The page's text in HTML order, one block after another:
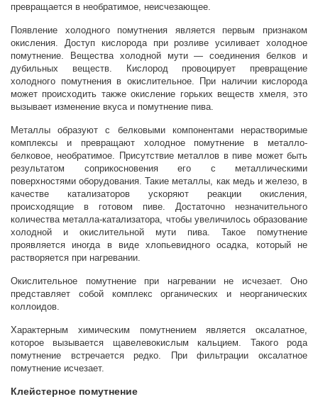
превращается в необратимое, неисчезающее.
Появление холодного помутнения является первым признаком
окисления. Доступ кислорода при розливе усиливает холодное
помутнение. Вещества холодной мути — соединения белков и
дубильных веществ. Кислород провоцирует превращение
холодного помутнения в окислительное. При наличии кислорода
может происходить также окисление горьких веществ хмеля, это
вызывает изменение вкуса и помутнение пива.
Металлы образуют с белковыми компонентами нерастворимые
комплексы и превращают холодное помутнение в металло-
белковое, необратимое. Присутствие металлов в пиве может быть
результатом соприкосновения его с металлическими
поверхностями оборудования. Такие металлы, как медь и железо, в
качестве катализаторов ускоряют реакции окисления,
происходящие в готовом пиве. Достаточно незначительного
количества металла-катализатора, чтобы увеличилось образование
холодной и окислительной мути пива. Такое помутнение
проявляется иногда в виде хлопьевидного осадка, который не
растворяется при нагревании.
Окислительное помутнение при нагревании не исчезает. Оно
представляет собой комплекс органических и неорганических
коллоидов.
Характерным химическим помутнением является оксалатное,
которое вызывается щавелевокислым кальцием. Такого рода
помутнение встречается редко. При фильтрации оксалатное
помутнение исчезает.
Клейстерное помутнение